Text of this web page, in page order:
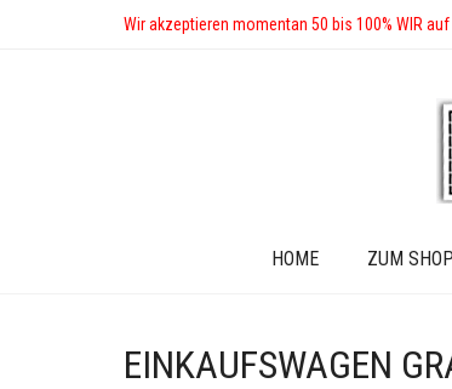
Wir akzeptieren momentan 50 bis 100% WIR
HOME ZUM SHOP
EINKAUFSWAGEN